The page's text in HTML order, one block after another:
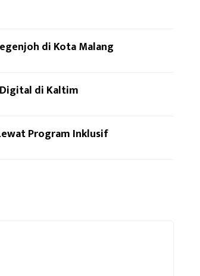
di Kota Malang
Digital di Kaltim
Program Inklusif